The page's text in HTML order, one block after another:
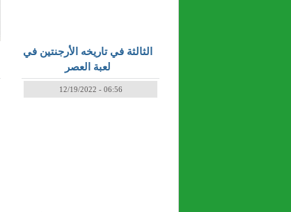
الثالثة في تاريخه الأرجنتين في
لعبة العصر
12/19/2022 - 06:56